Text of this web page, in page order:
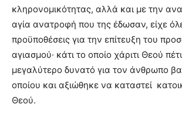
κληρονομικότητας, αλλά και με την
αγία ανατροφή που της έδωσαν, είχε
προϋποθέσεις για την επίτευξη του
αγιασμού· κάτι το οποίο χάριτι Θεού
μεγαλύτερο δυνατό για τον άνθρωπο
οποίου και αξιώθηκε να καταστεί
Θεού.